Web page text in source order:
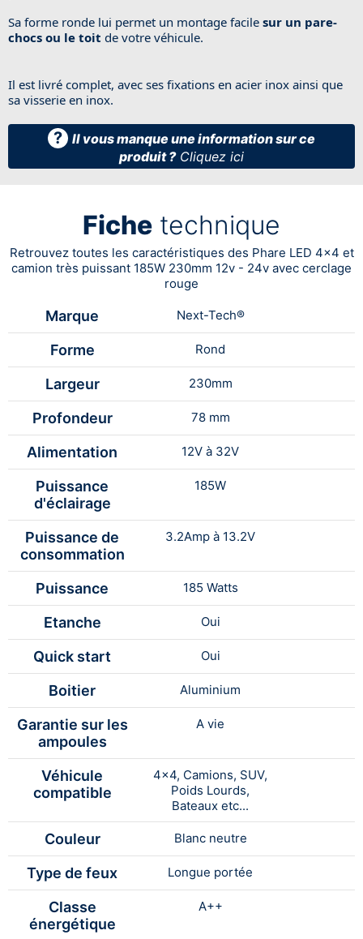
Sa forme ronde lui permet un montage facile sur un pare-
chocs ou le toit de votre véhicule.
Il est livré complet, avec ses fixations en acier inox ainsi que
sa visserie en inox.
? Il vous manque une information sur ce
produit ? Cliquez ici
Fiche technique
Retrouvez toutes les caractéristiques des Phare LED 4x4 et
camion très puissant 185W 230mm 12v - 24v avec cerclage
rouge
Marque Next-Tech®
Forme Rond
Largeur 230mm
Profondeur 78 mm
Alimentation 12V à 32V
Puissance
d'éclairage
185W
Puissance de
consommation
3.2Amp à 13.2V
Puissance 185 Watts
Etanche Oui
Quick start Oui
Boitier Aluminium
Garantie sur les
ampoules
A vie
Véhicule
compatible
4x4, Camions, SUV,
Poids Lourds,
Bateaux etc...
Couleur Blanc neutre
Type de feux Longue portée
Classe
énergétique
A++